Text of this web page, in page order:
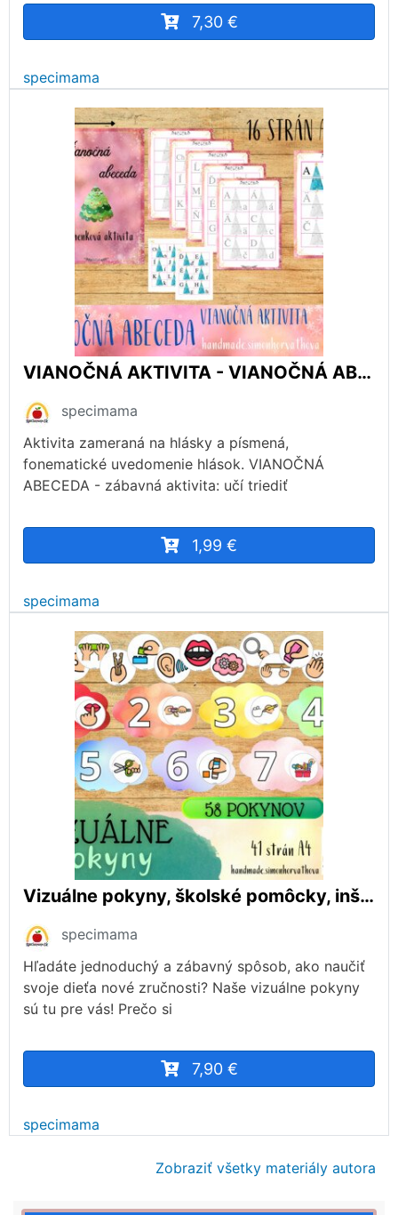
7,30 €
specimama
VIANOČNÁ AKTIVITA - VIANOČNÁ ABECEDA, VIANOCE
specimama
Aktivita zameraná na hlásky a písmená,
fonematické uvedomenie hlások. VIANOČNÁ
ABECEDA - zábavná aktivita: učí triediť
1,99 €
specimama
Vizuálne pokyny, školské pomôcky, inštrukcie, výzdoba triedy, aktivity
specimama
Hľadáte jednoduchý a zábavný spôsob, ako naučiť
svoje dieťa nové zručnosti? Naše vizuálne pokyny
sú tu pre vás! Prečo si
7,90 €
specimama
Zobraziť všetky materiály autora